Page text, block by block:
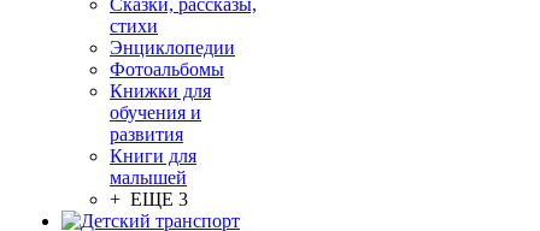
Сказки, рассказы,
стихи
Энциклопедии
Фотоальбомы
Книжки для
обучения и
развития
Книги для
малышей
+ ЕЩЕ 3